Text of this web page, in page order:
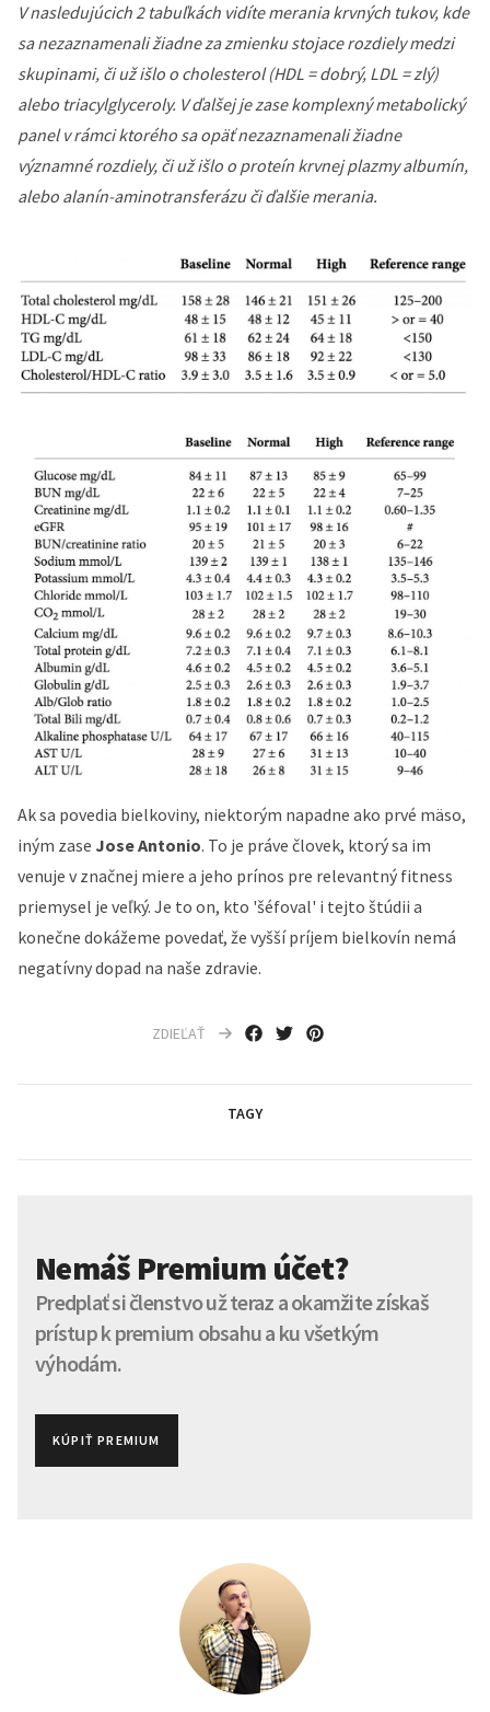
V nasledujúcich 2 tabuľkách vidíte merania krvných tukov, kde
sa nezaznamenali žiadne za zmienku stojace rozdiely medzi
skupinami, či už išlo o cholesterol (HDL = dobrý, LDL = zlý)
alebo triacylglyceroly. V ďalšej je zase komplexný metabolický
panel v rámci ktorého sa opäť nezaznamenali žiadne
významné rozdiely, či už išlo o proteín krvnej plazmy albumín,
alebo alanín-aminotransferázu či ďalšie merania.
Ak sa povedia bielkoviny, niektorým napadne ako prvé mäso,
iným zase Jose Antonio. To je práve človek, ktorý sa im
venuje v značnej miere a jeho prínos pre relevantný fitness
priemysel je veľký. Je to on, kto 'šéfoval' i tejto štúdii a
konečne dokážeme povedať, že vyšší príjem bielkovín nemá
negatívny dopad na naše zdravie.
ZDIEĽAŤ
TAGY
Nemáš Premium účet?
Predplať si členstvo už teraz a okamžite získaš
prístup k premium obsahu a ku všetkým
výhodám.
KÚPIŤ PREMIUM